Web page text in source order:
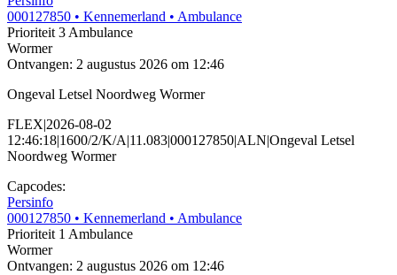
000127850 • Kennemerland • Ambulance
Prioriteit 3Ambulance
Wormer
Ontvangen: 2 augustus 2026 om 12:46
Ongeval Letsel Noordweg Wormer
FLEX|2026-08-02
12:46:18|1600/2/K/A|11.083|000127850|ALN|Ongeval Letsel
Noordweg Wormer
Capcodes:
Persinfo
000127850 • Kennemerland • Ambulance
Prioriteit 1 Ambulance
Wormer
Ontvangen: 2 augustus 2026 om 12:46